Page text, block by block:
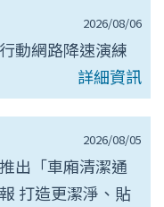
2026/08/06
動網路降速演練
詳細資訊
2026/08/05
出「車廂清潔通
打造更潔淨、貼